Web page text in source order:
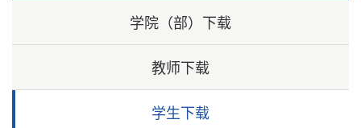
学院（部）下载
教师下载
学生下载